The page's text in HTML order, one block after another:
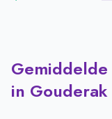
in Gouderak